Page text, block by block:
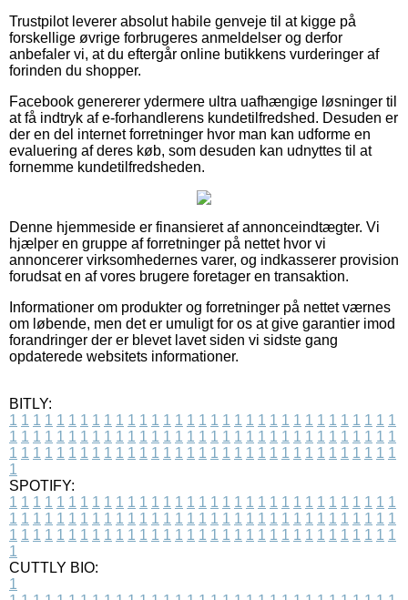
Trustpilot leverer absolut habile genveje til at kigge på
forskellige øvrige forbrugeres anmeldelser og derfor
anbefaler vi, at du eftergår online butikkens vurderinger af
forinden du shopper.
Facebook genererer ydermere ultra uafhængige løsninger til
at få indtryk af e-forhandlerens kundetilfredshed. Desuden er
der en del internet forretninger hvor man kan udforme en
evaluering af deres køb, som desuden kan udnyttes til at
fornemme kundetilfredsheden.
Denne hjemmeside er finansieret af annonceindtægter. Vi
hjælper en gruppe af forretninger på nettet hvor vi
annoncerer virksomhedernes varer, og indkasserer provision
forudsat en af vores brugere foretager en transaktion.
Informationer om produkter og forretninger på nettet værnes
om løbende, men det er umuligt for os at give garantier imod
forandringer der er blevet lavet siden vi sidste gang
opdaterede websitets informationer.
BITLY:
1 1 1 1 1 1 1 1 1 1 1 1 1 1 1 1 1 1 1 1 1 1 1 1 1 1 1 1 1 1 1 1 1
1 1 1 1 1 1 1 1 1 1 1 1 1 1 1 1 1 1 1 1 1 1 1 1 1 1 1 1 1 1 1 1 1
1 1 1 1 1 1 1 1 1 1 1 1 1 1 1 1 1 1 1 1 1 1 1 1 1 1 1 1 1 1 1 1 1
1
SPOTIFY:
1 1 1 1 1 1 1 1 1 1 1 1 1 1 1 1 1 1 1 1 1 1 1 1 1 1 1 1 1 1 1 1 1
1 1 1 1 1 1 1 1 1 1 1 1 1 1 1 1 1 1 1 1 1 1 1 1 1 1 1 1 1 1 1 1 1
1 1 1 1 1 1 1 1 1 1 1 1 1 1 1 1 1 1 1 1 1 1 1 1 1 1 1 1 1 1 1 1 1
1
CUTTLY BIO:
1